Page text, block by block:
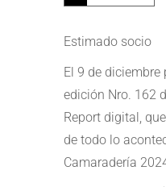
Estimado socio
El 9 de
edición Nro. 162
Report digital,
de todo lo
Camaradería